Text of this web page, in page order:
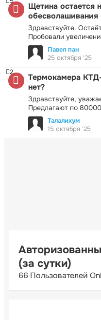
Щетина остается
обесволашивания
Здравствуйте.
Пробовали
Павел пан
25 октября '25
Термокамера
нет?
Здравствуйте,
Предлагают по
2
Талалихум
15 октября '25
(за сутки)
66 Пользователей